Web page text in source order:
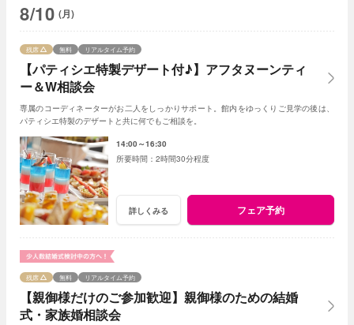
8/10 (月)
【パティシエ特製デザート付♪】アフタヌーンティ
ー＆W相談会
残席 無料 リアルタイム予約
専属のコーディネーターがお二人をしっかりサポート。館内をゆっくりご見学の後は、
パティシエ特製のデザートと共に何でもご相談を。
14:00～16:30
2時間30分程度
詳しくみる フェア予約
【親御様だけのご参加歓迎】親御様のための結婚
式・家族婚相談会
残席 無料 リアルタイム予約